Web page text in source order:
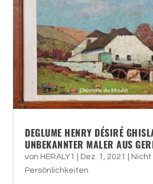
DEGLUME HENRY DÉSIRÉ
UNBEKANNTER MALER AUS
von HERALY1 Dez. 1, 2021
Persönlichkeiten